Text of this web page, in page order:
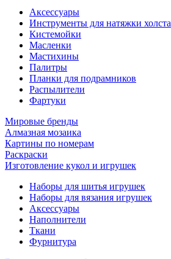
Аксессуары
Инструменты для натяжки холста
Кистемойки
Масленки
Мастихины
Палитры
Планки для подрамников
Распылители
Фартуки
Мировые бренды
Алмазная мозаика
Картины по номерам
Раскраски
Изготовление кукол и игрушек
Наборы для шитья игрушек
Наборы для вязания игрушек
Аксессуары
Наполнители
Ткани
Фурнитура